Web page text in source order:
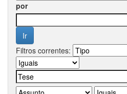
por
Filtros correntes: